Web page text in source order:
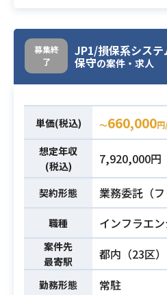
必須スキル
年以上(言語
・SQLのチュ
ーマ設計経験
・Linux利用
・以下の技
について導
こと。
技術要素、
－git
－jenkins /
理
－AWS, GCP
－JP1
・複数のDB
必須スキル
ある⽅
②JP1関連の
募集終
了
JP1/損保系シス
保守の案件・求人
単価(税込) 〜660,000
想定年収
(税込)
7,920,000円
契約形態 業務委託（フ
職種 インフラエ
案件先
最寄駅
都内（23区）
勤務形態 常駐